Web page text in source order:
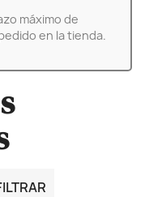
máximo de
en la tienda.